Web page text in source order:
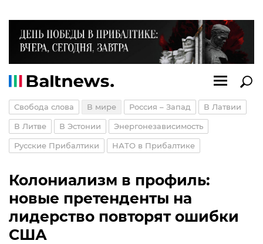
Свобода слова В мире Россия – Запад В Латвии
В Литве В Эстонии Энергонезависимость
Русские Прибалтики НАТО в Прибалтике
Колониализм в профиль:
новые претенденты на
лидерство повторят ошибки
США